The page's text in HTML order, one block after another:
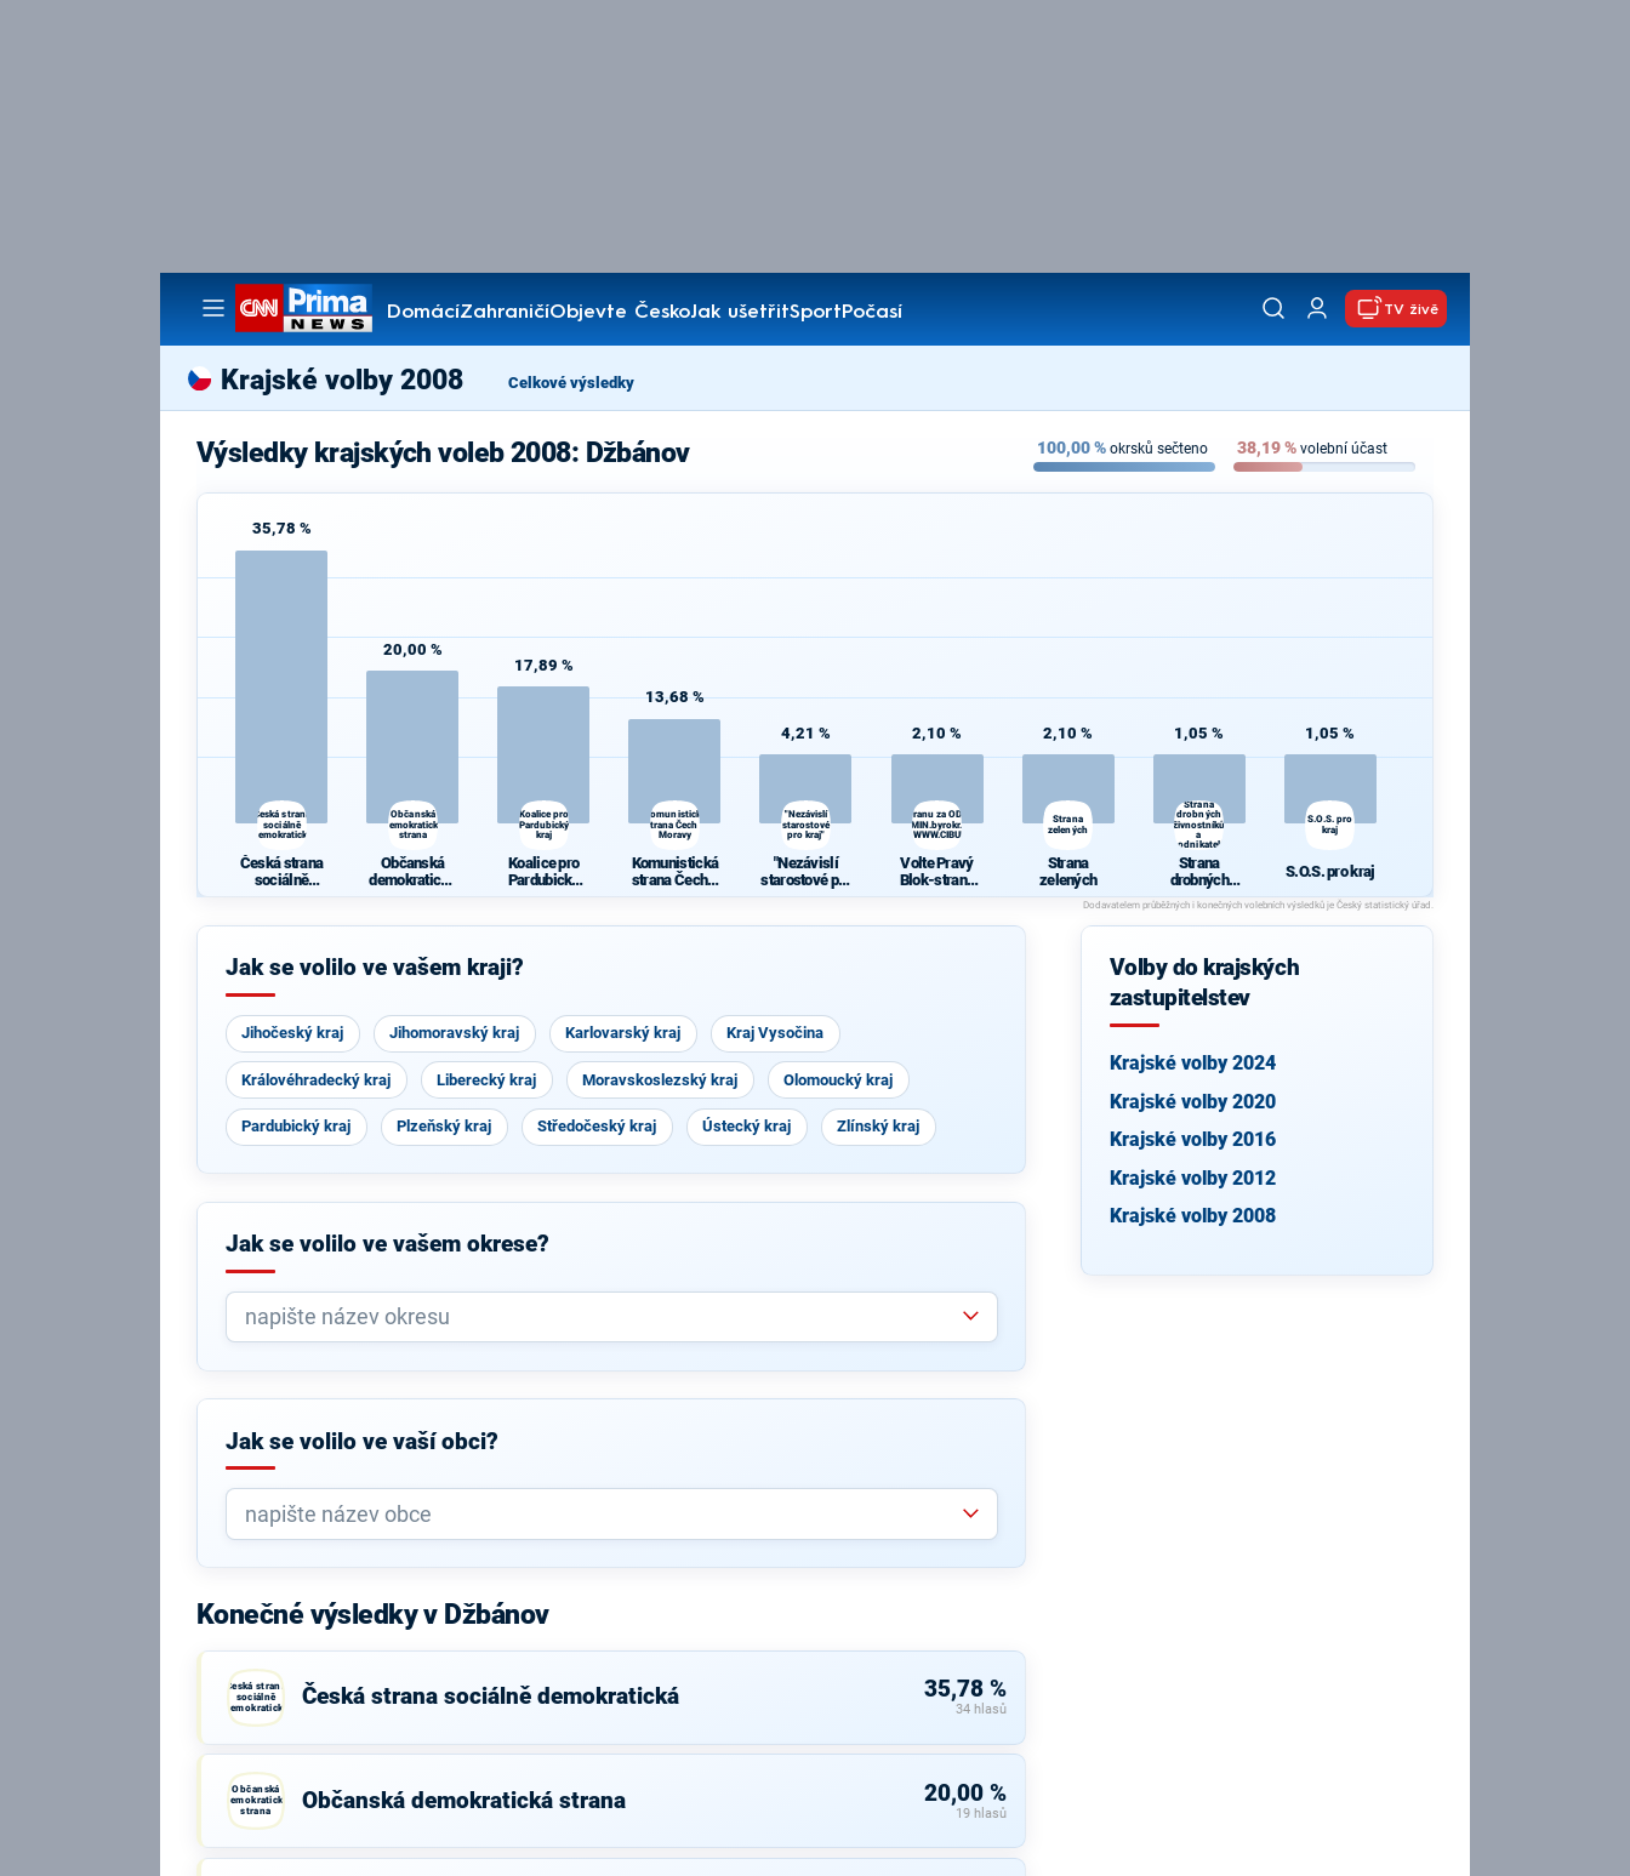
DomácíZahraničíObjevte ČeskoJak ušetřitSportPočasí
Pořady
TV živě
Krajské volby 2008 Celkové výsledky
Výsledky krajských voleb 2008: Džbánov 100,00% okrsků sečteno 38,19% volební účast
35,78 %
Česká strana
sociálně
demokratická
Česká strana
sociálně
20,00 %
Občanská
demokratická
strana
Občanská
demokratická
17,89 %
Koalice pro
Pardubický
kraj
Koalice pro
Pardubický
13,68 %
Komunistická
strana Čech a
Moravy
Komunistická
strana Čech a
4,21 %
"Nezávislí
starostové
pro kraj"
"Nezávislí
starostové pro
2,10 %
Volte Pravý Blok-stranu za ODVOLAT.polit.,NÍZKÉ
daně,VYROVN.rozp.,MIN.byrokr.,SPRAV.just.,PŘÍMOU
demokr. WWW.CIBULKA.NET
Volte Pravý
Blok-stranu
za
t.,NÍZKÉ
2,10 %
Strana
zelených
Strana
zelených
1,05 %
Strana
drobných
živnostníků
a
podnikatelů
Strana
drobných
živnostníků a
podnikatelů
1,05 %
S.O.S. pro
kraj
S.O.S. pro kraj
Jak se volilo ve vašem kraji?
Jihočeský kraj Jihomoravský kraj Karlovarský kraj Kraj Vysočina
Královéhradecký kraj Liberecký kraj Moravskoslezský kraj Olomoucký kraj
Pardubický kraj Plzeňský kraj Středočeský kraj Ústecký kraj Zlínský kraj
Jak se volilo ve vašem okrese?
Jak se volilo ve vaší obci?
Konečné výsledky v Džbánov
Česká strana
sociálně
demokratická
Česká strana sociálně demokratická 35,78 %
34 hlasů
Občanská
demokratická
strana
Občanská demokratická strana 20,00 %
19 hlasů
Volby do krajských
zastupitelstev
Krajské volby 2024
Krajské volby 2020
Krajské volby 2016
Krajské volby 2012
Krajské volby 2008